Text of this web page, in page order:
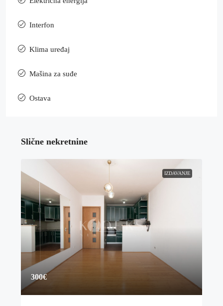
Interfon
Klima uređaj
Mašina za suđe
Ostava
Slične nekretnine
IZDAVANJE
300€